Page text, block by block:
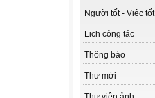
Người tốt - Việc tốt
Lịch công tác
Thông báo
Thư mời